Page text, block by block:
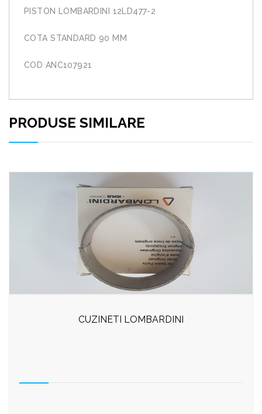
PISTON LOMBARDINI 12LD477-2
COTA STANDARD 90 MM
COD ANC107921
PRODUSE SIMILARE
CUZINETI LOMBARDINI